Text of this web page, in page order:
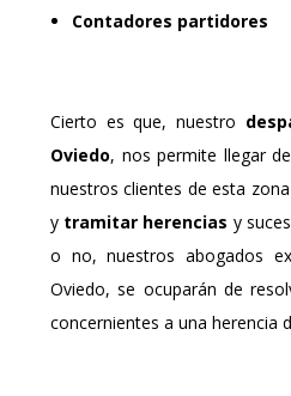
Contadores partidores
Cierto es que, nuestro
Oviedo, nos permite llegar
nuestros clientes de esta
y tramitar herencias y
o no, nuestros abogados
Oviedo, se ocuparán de
concernientes a una herencia